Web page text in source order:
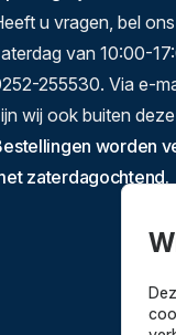
u vragen, bel
van 10:00-
255530. Via e-
wij ook buiten
worden
zaterdagochtend.